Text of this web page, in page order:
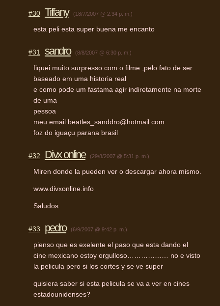
#30 Tiffany (18/7/2007 @ 2:34 p. m.)
esta peli esta super buena me encanto
#31 sandro (8/8/2007 @ 6:30 p. m.)
fiquei muito surpresso com o filme ,pelo fato de ser
baseado em uma historia real
e como pode um fastama agir indiretamente na morte
de uma
pessoa
meu email:beatles_sanddro@hotmail.com
foz do iguaçu parana brasil
#32 Divx online (29/8/2007 @ 5:31 p. m.)
Miren donde la pueden ver o descargar ahora mismo.
www.divxonline.info
Saludos.
#33 pedro (6/9/2007 @ 9:42 p. m.)
pienso que es exelente el paso que esta dando el
cine mexicano estoy orgulloso……………… no e visto
la pelicula pero si los cortes y se ve super
quisiera saber si esta pelicula se va a ver en cines
estadounidenses?